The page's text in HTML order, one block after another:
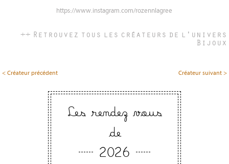
https://www.instagram.com/rozennlagree
++ Retrouvez tous les créateurs de l'univers
Bijoux
< Créateur précédent Créateur suivant >
Les rendez vous
de
2026